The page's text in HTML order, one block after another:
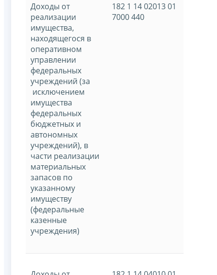
Доходы от
реализации
имущества,
находящегося в
оперативном
управлении
федеральных
учреждений (за
исключением
имущества
федеральных
бюджетных и
автономных
учреждений), в
части реализации
материальных
запасов по
указанному
имуществу
(федеральные
казенные
учреждения)
182 1 14 02013 01
7000 440